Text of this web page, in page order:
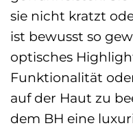
sie nicht kratzt
ist bewusst so
optisches
Funktionalität
auf der Haut zu
dem BH eine